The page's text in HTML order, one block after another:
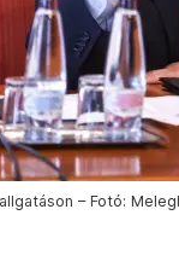
– Fotó: